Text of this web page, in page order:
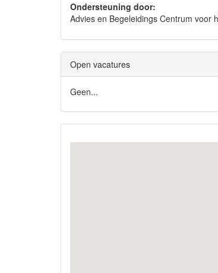
Ondersteuning door:
Advies en Begeleidings Centrum voor
Open vacatures
Geen...